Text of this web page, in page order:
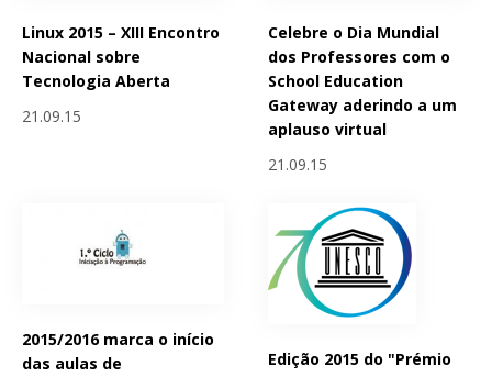
Linux 2015 – XIII Encontro
Nacional sobre
Tecnologia Aberta
21.09.15
Celebre o Dia Mundial
dos Professores com o
School Education
Gateway aderindo a um
aplauso virtual
21.09.15
2015/2016 marca o início
das aulas de
Edição 2015 do "Prémio